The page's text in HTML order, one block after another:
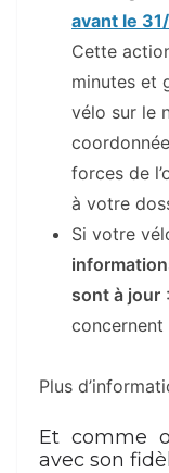
avant le
Cette
minutes et
vélo sur le
forces de
à votre
Si votre
sont à jour
concernent
Plus
Et comme
avec son